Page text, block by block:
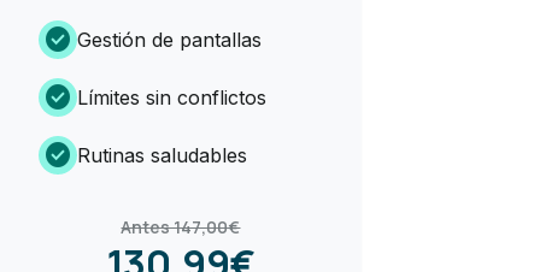
check_circle Gestión de pantallas
check_circle Límites sin conflictos
check_circle Rutinas saludables
Antes 147,00€